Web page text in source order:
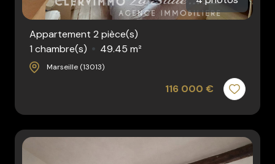
Appartement 2 pièce(s)
1 chambre(s)
49.45 m²
Marseille (13013)
116 000 €